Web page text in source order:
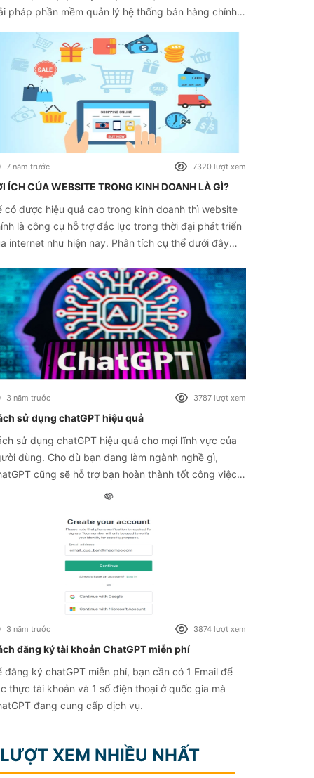
pháp phần mềm quản lý hệ thống bán hàng chính
lý cho sự phát triển toàn diện.
7 năm trước 7320 lượt xem
ÍCH CỦA WEBSITE TRONG KINH DOANH LÀ GÌ?
có được hiệu quả cao trong kinh doanh thì website
là công cụ hỗ trợ đắc lực trong thời đại phát triển
internet như hiện nay. Phân tích cụ thể dưới đây
trong kinh doanh là gì nhé.
3 năm trước 3787 lượt xem
sử dụng chatGPT hiệu quả
sử dụng chatGPT hiệu quả cho mọi lĩnh vực của
dùng. Cho dù bạn đang làm ngành nghề gì,
cũng sẽ hỗ trợ bạn hoàn thành tốt công việc
cách nhanh nhất, và hiệu quả cao.
3 năm trước 3874 lượt xem
đăng ký tài khoản ChatGPT miễn phí
đăng ký chatGPT miễn phí, bạn cần có 1 Email để
thực tài khoản và 1 số điện thoại ở quốc gia mà
đang cung cấp dịch vụ.
LƯỢT XEM NHIỀU NHẤT